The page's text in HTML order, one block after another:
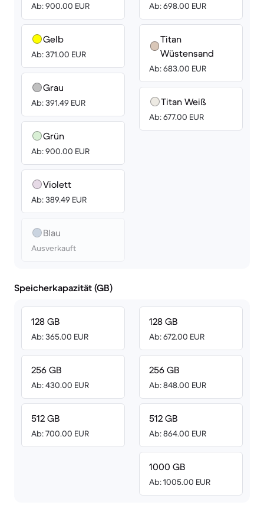
Ab: 900.00 EUR
Gelb
Ab: 371.00 EUR
Grau
Ab: 391.49 EUR
Grün
Ab: 900.00 EUR
Violett
Ab: 389.49 EUR
Blau
Ausverkauft
Ab: 698.00 EUR
Titan
Wüstensand
Ab: 683.00 EUR
Titan Weiß
Ab: 677.00 EUR
Speicherkapazität (GB)
128 GB
Ab: 365.00 EUR
256 GB
Ab: 430.00 EUR
512 GB
Ab: 700.00 EUR
128 GB
Ab: 672.00 EUR
256 GB
Ab: 848.00 EUR
512 GB
Ab: 864.00 EUR
1000 GB
Ab: 1005.00 EUR